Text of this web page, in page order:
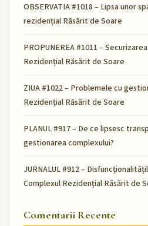
OBSERVATIA #1018 – Lipsa unor
rezidențial Răsărit de Soare
PROPUNEREA #1011 –
Rezidențial Răsărit de Soare
ZIUA #1022 – Problemele cu
Rezidențial Răsărit de Soare
PLANUL #917 – De ce lipsesc
gestionarea complexului?
JURNALUL #912 –
Complexul Rezidențial Răsărit de
Comentarii Recente